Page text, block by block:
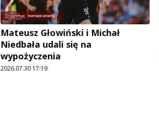
Mateusz Głowiński i Michał
Niedbała udali się na
wypożyczenia
2026.07.30 17:19